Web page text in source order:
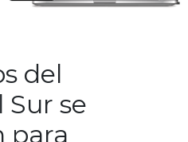
del
Sur se
para